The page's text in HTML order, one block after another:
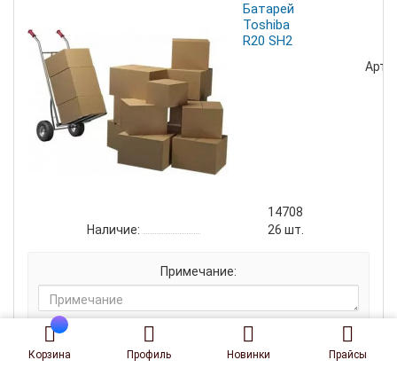
Корзина Профиль Новинки Прайсы
Батарейка
Toshiba
R20 SH2
14708
Наличие:
26 шт.
Примечание: